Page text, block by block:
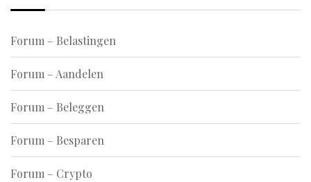
Forum – Belastingen
Forum – Aandelen
Forum – Beleggen
Forum – Besparen
Forum – Crypto